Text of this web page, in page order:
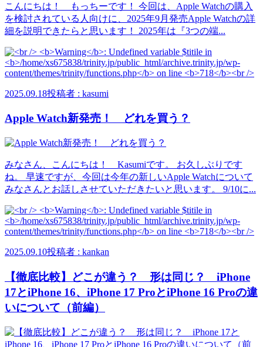
こんにちは！ もっちーです！ 今回は、Apple Watchの購入
を検討されている人向けに、2025年9月発売Apple Watchの詳
細を説明できたらと思います！ 2025年は『3つの端...
2025.09.18投稿者 : kasumi
Apple Watch新発売！ どれを買う？
みなさん、こんにちは！ Kasumiです。 お久しぶりです
ね。 早速ですが、今回は今年の新しいApple Watchについて
みなさんとお話しさせていただきたいと思います。 9/10に...
2025.09.10投稿者 : kankan
【徹底比較】どこが違う？ 形は同じ？ iPhone
17とiPhone 16、iPhone 17 ProとiPhone 16 Proの違
いについて（前編）